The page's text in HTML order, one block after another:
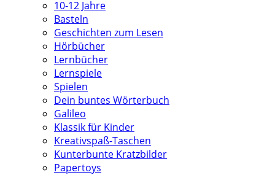
10-12 Jahre
Basteln
Geschichten zum Lesen
Hörbücher
Lernbücher
Lernspiele
Spielen
Dein buntes Wörterbuch
Galileo
Klassik für Kinder
Kreativspaß-Taschen
Kunterbunte Kratzbilder
Papertoys